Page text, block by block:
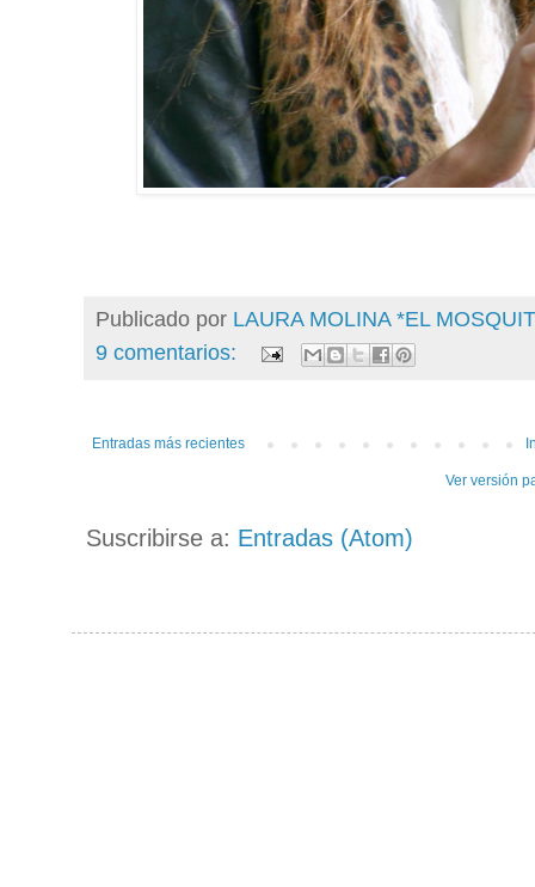
Publicado por LAURA MOLINA *EL
9 comentarios:
Entradas más recientes
Ver versión
Suscribirse a: Entradas (Atom)